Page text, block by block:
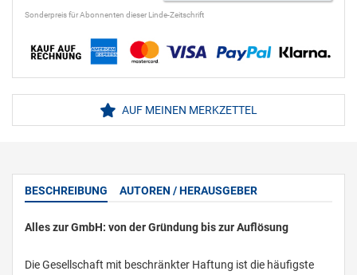
Sonderpreis für Abonnenten dieser Linde-Zeitschrift
AUF MEINEN MERKZETTEL
BESCHREIBUNG AUTOREN / HERAUSGEBER
Alles zur GmbH: von der Gründung bis zur Auflösung
Die Gesellschaft mit beschränkter Haftung ist die häufigste